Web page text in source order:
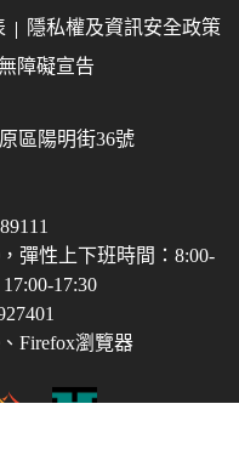
隱私權及資訊安全政策
障礙宣告
區陽明街36號
彈性上下班時間：8:00-
17:30
Firefox瀏覽器